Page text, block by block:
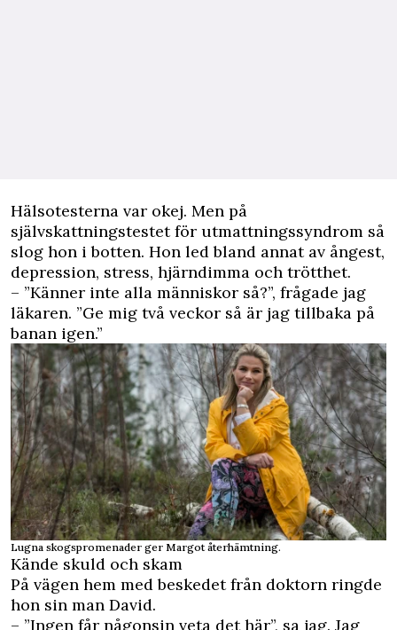
Hälsotesterna var okej. Men på
självskattningstestet för utmattningssyndrom så
slog hon i botten. Hon led bland annat av ångest,
depression, stress, hjärndimma och trötthet.
– ”Känner inte alla människor så?”, frågade jag
läkaren. ”Ge mig två veckor så är jag tillbaka på
banan igen.”
Lugna skogspromenader ger Margot återhämtning.
Kände skuld och skam
På vägen hem med beskedet från doktorn ringde
hon sin man David.
– ”Ingen får någonsin veta det här”, sa jag. Jag